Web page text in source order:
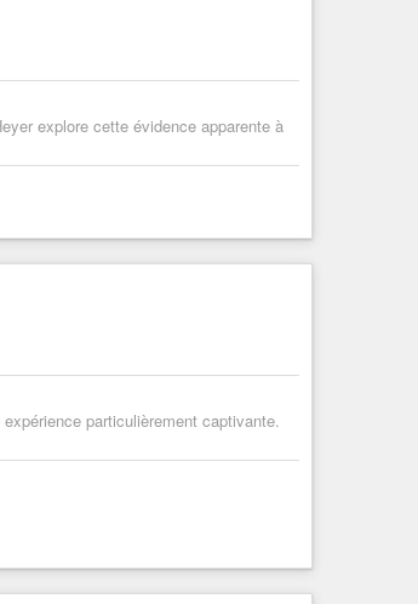
explore cette évidence apparente à
particulièrement captivante.